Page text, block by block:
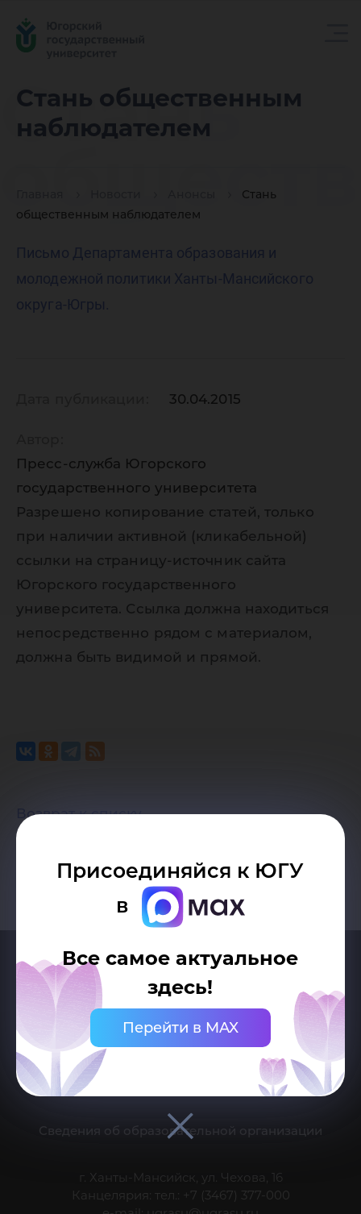
Стань общественным
наблюдателем
Стань
общественным наблюдателем
Стань
Присоединяйся к ЮГУ
в
Все самое актуальное
здесь!
Перейти в MAX
Письмо Департамента образования и
молодежной политики Ханты-Мансийского
округа-Югры.
30.04.2015
Пресс-служба Югорского
государственного университета
Разрешено копирование статей, только
при наличии активной (кликабельной)
ссылки на страницу-источник сайта
Югорского государственного
университета. Ссылка должна находиться
непосредственно рядом с материалом,
должна быть видимой и прямой.
Возврат к списку
Делитесь новостями об университете с хештегом #ЮГУ
Сведения об образовательной организации
г. Ханты-Мансийск, ул. Чехова, 16
Канцелярия: тел.: +7 (3467) 377-000